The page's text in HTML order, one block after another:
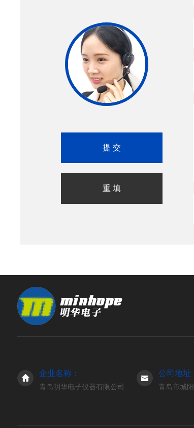
企业名称：
青岛明华电子仪器有限公司
公司地址
青岛市城